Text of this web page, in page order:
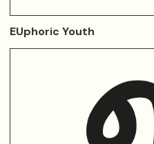
EUphoric Youth